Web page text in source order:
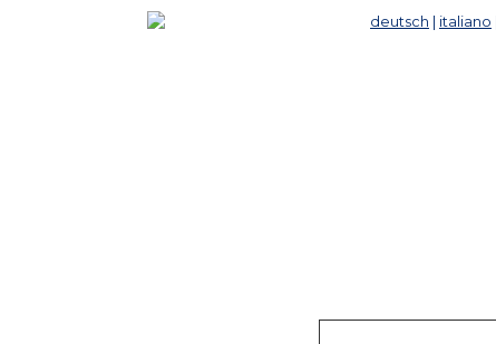
deutsch italiano